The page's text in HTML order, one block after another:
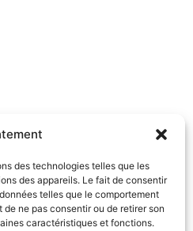
des technologies telles que les
des appareils. Le fait de consentir
telles que le comportement
ne pas consentir ou de retirer son
caractéristiques et fonctions.